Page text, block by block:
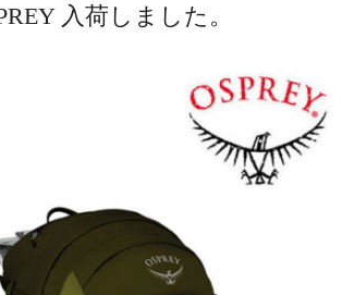
入荷しました。